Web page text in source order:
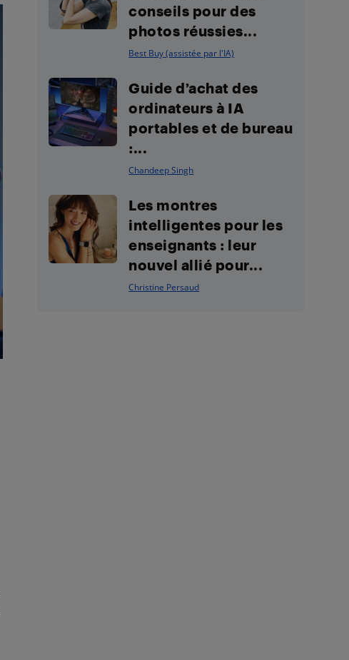
conseils pour des
photos réussies...
Best Buy (assistée par l'IA)
Guide d’achat des
ordinateurs à IA
portables et de bureau
:...
Chandeep Singh
Les montres
intelligentes pour les
enseignants : leur
nouvel allié pour...
Christine Persaud